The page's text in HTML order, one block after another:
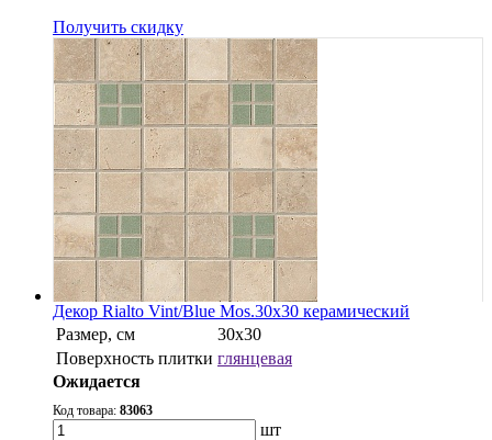
Получить скидку
Декор Rialto Vint/Blue Mos.30x30 керамический
Размер, см
30х30
Поверхность плитки глянцевая
Ожидается
Код товара: 83063
шт